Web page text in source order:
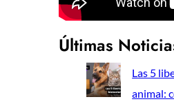
Últimas
Las 5
animal: